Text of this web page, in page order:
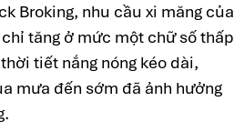
Broking, nhu cầu xi măng của
tăng ở mức một chữ số thấp
tiết nắng nóng kéo dài,
mưa đến sớm đã ảnh hưởng